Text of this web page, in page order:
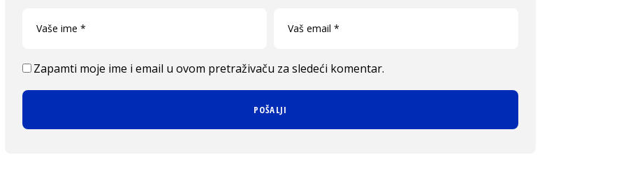
Zapamti moje ime i email u ovom pretraživaču za sledeći komentar.